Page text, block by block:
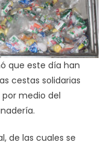
que este día han
cestas solidarias
medio del
de las cuales se